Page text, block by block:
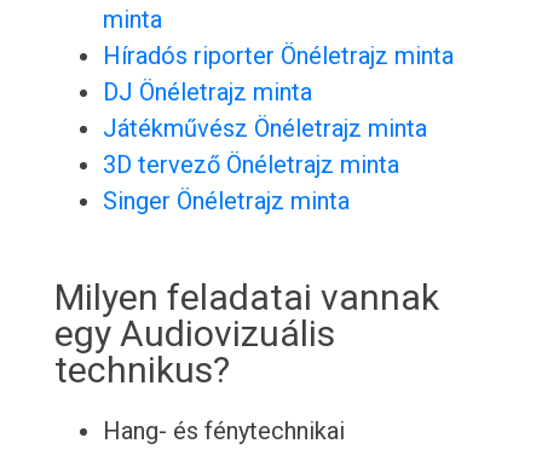
minta
Híradós riporter Önéletrajz minta
DJ Önéletrajz minta
Játékművész Önéletrajz minta
3D tervező Önéletrajz minta
Singer Önéletrajz minta
Milyen feladatai vannak
egy Audiovizuális
technikus?
Hang- és fénytechnikai